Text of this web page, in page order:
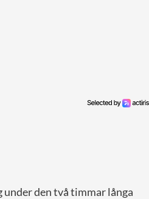
under den två timmar långa